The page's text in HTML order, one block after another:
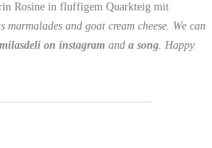
Rosine in fluffigem Quarkteig mit
and goat cream cheese. We can
milasdeli on instagram and a song. Happy